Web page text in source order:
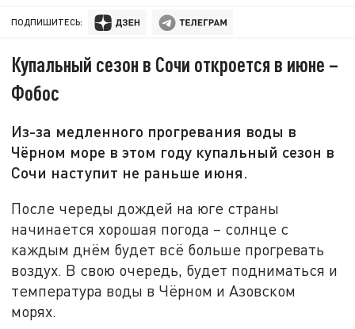
ПОДПИШИТЕСЬ:
Купальный сезон в Сочи откроется в июне –
Фобос
Из-за медленного прогревания воды в
Чёрном море в этом году купальный сезон в
Сочи наступит не раньше июня.
После череды дождей на юге страны
начинается хорошая погода – солнце с
каждым днём будет всё больше прогревать
воздух. В свою очередь, будет подниматься и
температура воды в Чёрном и Азовском
морях.